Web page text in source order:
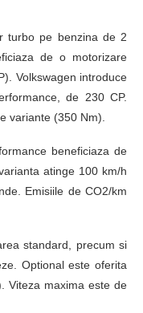
turbo pe benzina de 2
de o motorizare
Volkswagen introduce
de 230 CP.
variante (350 Nm).
beneficiaza de
atinge 100 km/h
Emisiile de CO2/km
standard, precum si
Optional este oferita
Viteza maxima este de